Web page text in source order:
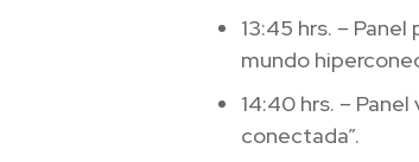
13:45 hrs. –
mundo
14:40 hrs. –
conectada”.